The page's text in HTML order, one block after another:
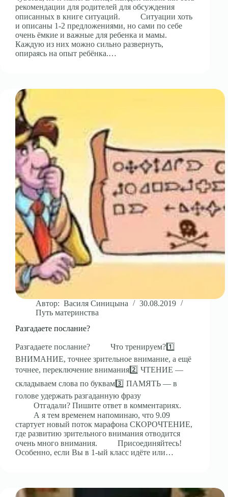
рекомендации для родителей для обсуждения
описанных в книге ситуаций. ⠀⠀⠀Ситуации хоть
и описаны 1-2 предложениями, но сами по себе
очень ёмкие и важные для ребенка и мамы.
Каждую из них можно сильно развернуть,
опираясь на опыт ребёнка.…
Автор: Василя Синицына
30.08.2019
Путь материнства
Разгадаете послание?
Разгадаете послание? ⠀⠀⠀Что тренируем?1️⃣
ВНИМАНИЕ, точнее зрительное внимание, а ещё
точнее, переключение внимания2️⃣ ЧТЕНИЕ —
складываем слова по буквам3️⃣ ПАМЯТЬ — в
голове удержать разгаданную фразу
⠀⠀⠀Отгадали? Пишите ответ в комментариях.
⠀⠀⠀А я тем временем напоминаю, что 9.09
стартует новый поток марафона СКОРОЧТЕНИЕ,
где развитию зрительного внимания отводится
очень много внимания. ⠀⠀⠀Присоединяйтесь!
Особенно, если Вы в 1-ый класс идёте или…